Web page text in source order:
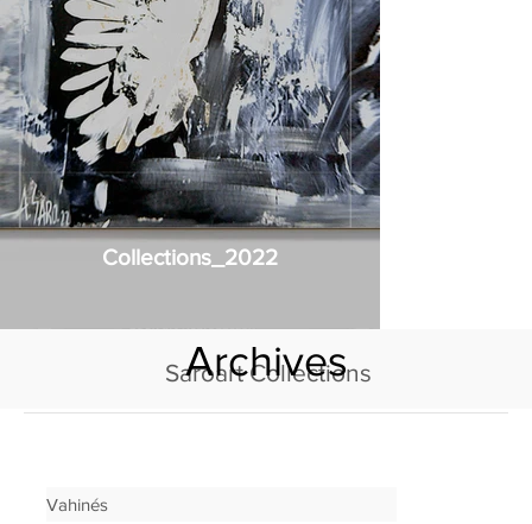
Collections_2022
Vahinés
Saroart Collections
Archives